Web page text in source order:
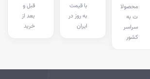
قبل و
بعد از
خرید
با قیمت
به روز در
ایران
محصولا
ت به
سراسر
کشور